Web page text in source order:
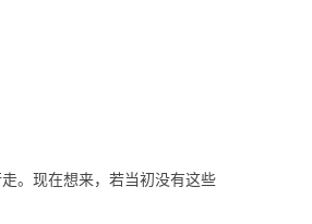
。现在想来，若当初没有这些